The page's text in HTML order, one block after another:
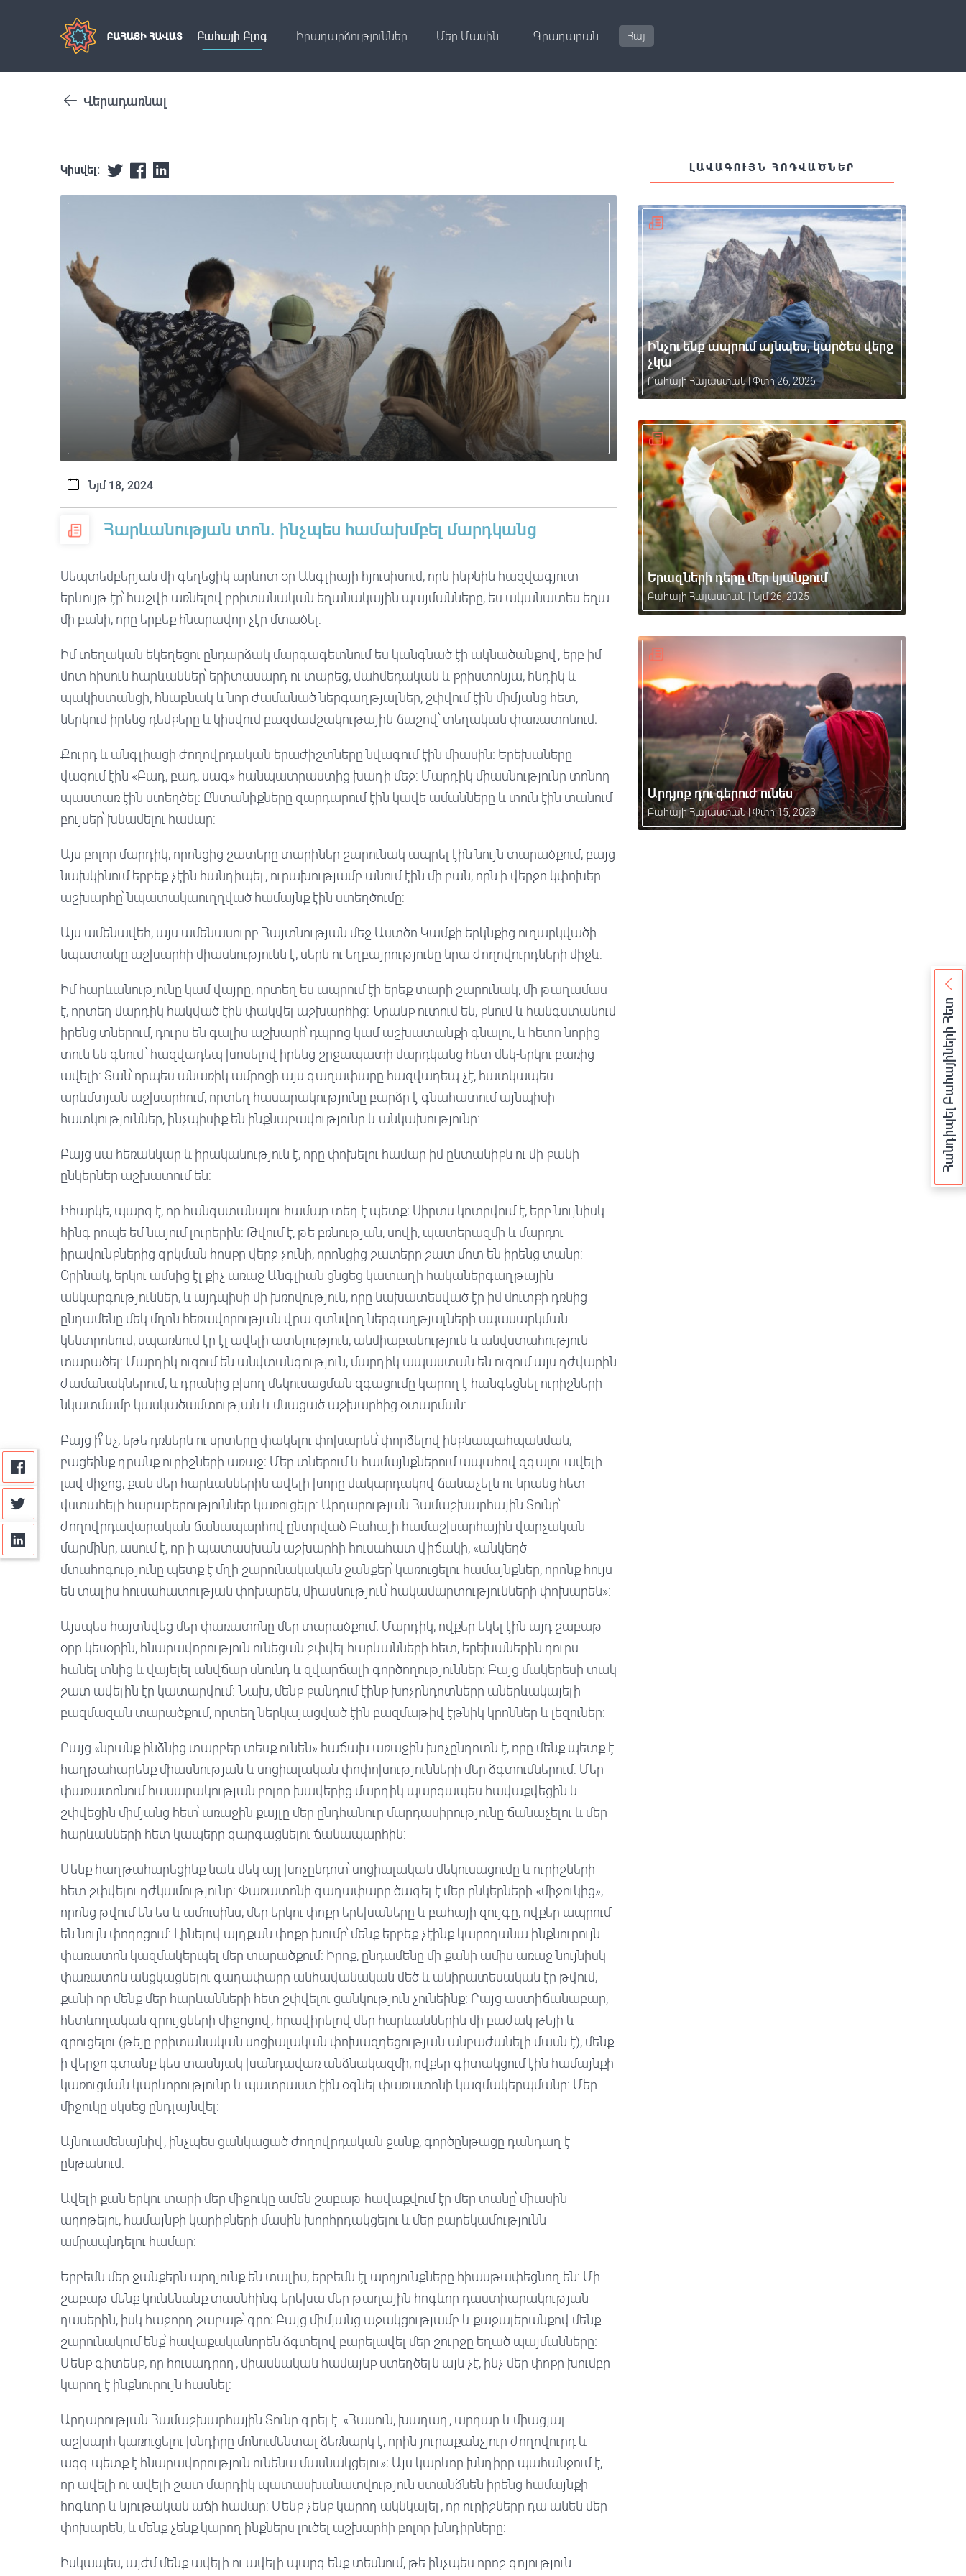
Բահայի Բլոգ Իրադարձություններ Մեր Մասին Գրադարան Հայ
Հանդիպել Բահայիների Հետ
Վերադառնալ
Կիսվել:
Նյմ 18, 2024
Հարևանության տոն. ինչպես համախմբել մարդկանց
Սեպտեմբերյան մի գեղեցիկ արևոտ օր Անգլիայի հյուսիսում, որն ինքնին հազվագյուտ
երևույթ էր՝ հաշվի առնելով բրիտանական եղանակային պայմանները, ես ականատես եղա
մի բանի, որը երբեք հնարավոր չէր մտածել:
Իմ տեղական եկեղեցու ընդարձակ մարգագետնում ես կանգնած էի ակնածանքով, երբ իմ
մոտ հիսուն հարևաններ՝ երիտասարդ ու տարեց, մահմեդական և քրիստոնյա, հնդիկ և
պակիստանցի, հնաբնակ և նոր ժամանած ներգաղթյալներ, շփվում էին միմյանց հետ,
ներկում իրենց դեմքերը և կիսվում բազմամշակութային ճաշով՝ տեղական փառատոնում։
Քուրդ և անգլիացի ժողովրդական երաժիշտները նվագում էին միասին։ Երեխաները
վազում էին «Բադ, բադ, սագ» հանպատրաստից խաղի մեջ: Մարդիկ միասնությունը տոնող
պաստառ էին ստեղծել։ Ընտանիքները զարդարում էին կավե ամանները և տուն էին տանում
բույսեր՝ խնամելու համար:
Այս բոլոր մարդիկ, որոնցից շատերը տարիներ շարունակ ապրել էին նույն տարածքում, բայց
նախկինում երբեք չէին հանդիպել, ուրախությամբ անում էին մի բան, որն ի վերջո կփոխեր
աշխարհը՝ նպատակաուղղված համայնք էին ստեղծումը:
Այս ամենավեհ, այս ամենասուրբ Հայտնության մեջ Աստծո Կամքի երկնքից ուղարկվածի
նպատակը աշխարհի միասնությունն է, սերն ու եղբայրությունը նրա ժողովուրդների միջև:
Իմ հարևանությունը կամ վայրը, որտեղ ես ապրում էի երեք տարի շարունակ, մի թաղամաս
է, որտեղ մարդիկ հակված էին փակվել աշխարհից: Նրանք ուտում են, քնում և հանգստանում
իրենց տներում, դուրս են գալիս աշխարհ՝ դպրոց կամ աշխատանքի գնալու, և հետո նորից
տուն են գնում՝ հազվադեպ խոսելով իրենց շրջապատի մարդկանց հետ մեկ-երկու բառից
ավելի: Տան՝ որպես անառիկ ամրոցի այս գաղափարը հազվադեպ չէ, հատկապես
արևմտյան աշխարհում, որտեղ հասարակությունը բարձր է գնահատում այնպիսի
հատկություններ, ինչպիսիք են ինքնաբավությունը և անկախությունը:
Բայց սա հեռանկար և իրականություն է, որը փոխելու համար իմ ընտանիքն ու մի քանի
ընկերներ աշխատում են:
Իհարկե, պարզ է, որ հանգստանալու համար տեղ է պետք։ Սիրտս կոտրվում է, երբ նույնիսկ
հինգ րոպե եմ նայում լուրերին։ Թվում է, թե բռնության, սովի, պատերազմի և մարդու
իրավունքներից զրկման հոսքը վերջ չունի, որոնցից շատերը շատ մոտ են իրենց տանը:
Օրինակ, երկու ամսից էլ քիչ առաջ Անգլիան ցնցեց կատաղի հականերգաղթային
անկարգություններ, և այդպիսի մի խռովություն, որը նախատեսված էր իմ մուտքի դռնից
ընդամենը մեկ մղոն հեռավորության վրա գտնվող ներգաղթյալների սպասարկման
կենտրոնում, սպառնում էր էլ ավելի ատելություն, անմիաբանություն և անվստահություն
տարածել: Մարդիկ ուզում են անվտանգություն, մարդիկ ապաստան են ուզում այս դժվարին
ժամանակներում, և դրանից բխող մեկուսացման զգացումը կարող է հանգեցնել ուրիշների
նկատմամբ կասկածամտության և մնացած աշխարհից օտարման:
Բայց ի՞նչ, եթե դռներն ու սրտերը փակելու փոխարեն՝ փորձելով ինքնապահպանման,
բացեինք դրանք ուրիշների առաջ։ Մեր տներում և համայնքներում ապահով զգալու ավելի
լավ միջոց, քան մեր հարևաններին ավելի խորը մակարդակով ճանաչելն ու նրանց հետ
վստահելի հարաբերություններ կառուցելը: Արդարության Համաշխարհային Տունը՝
ժողովրդավարական ճանապարհով ընտրված Բահայի համաշխարհային վարչական
մարմինը, ասում է, որ ի պատասխան աշխարհի հուսահատ վիճակի, «անկեղծ
մտահոգությունը պետք է մղի շարունակական ջանքեր՝ կառուցելու համայնքներ, որոնք հույս
են տալիս հուսահատության փոխարեն, միասնություն՝ հակամարտությունների փոխարեն»:
Այսպես հայտնվեց մեր փառատոնը մեր տարածքում։ Մարդիկ, ովքեր եկել էին այդ շաբաթ
օրը կեսօրին, հնարավորություն ունեցան շփվել հարևանների հետ, երեխաներին դուրս
հանել տնից և վայելել անվճար սնունդ և զվարճալի գործողություններ: Բայց մակերեսի տակ
շատ ավելին էր կատարվում: Նախ, մենք քանդում էինք խոչընդոտները աներևակայելի
բազմազան տարածքում, որտեղ ներկայացված էին բազմաթիվ էթնիկ կրոններ և լեզուներ:
Բայց «նրանք ինձնից տարբեր տեսք ունեն» հաճախ առաջին խոչընդոտն է, որը մենք պետք է
հաղթահարենք միասնության և սոցիալական փոփոխությունների մեր ձգտումներում: Մեր
փառատոնում հասարակության բոլոր խավերից մարդիկ պարզապես հավաքվեցին և
շփվեցին միմյանց հետ՝ առաջին քայլը մեր ընդհանուր մարդասիրությունը ճանաչելու և մեր
հարևանների հետ կապերը զարգացնելու ճանապարհին:
Մենք հաղթահարեցինք նաև մեկ այլ խոչընդոտ՝ սոցիալական մեկուսացումը և ուրիշների
հետ շփվելու դժկամությունը: Փառատոնի գաղափարը ծագել է մեր ընկերների «միջուկից»,
որոնց թվում են ես և ամուսինս, մեր երկու փոքր երեխաները և բահայի զույգը, ովքեր ապրում
են նույն փողոցում: Լինելով այդքան փոքր խումբ՝ մենք երբեք չէինք կարողանա ինքնուրույն
փառատոն կազմակերպել մեր տարածքում։ Իրոք, ընդամենը մի քանի ամիս առաջ նույնիսկ
փառատոն անցկացնելու գաղափարը անհավանական մեծ և անիրատեսական էր թվում,
քանի որ մենք մեր հարևանների հետ շփվելու ցանկություն չունեինք։ Բայց աստիճանաբար,
հետևողական զրույցների միջոցով, հրավիրելով մեր հարևաններին մի բաժակ թեյի և
զրուցելու (թեյը բրիտանական սոցիալական փոխազդեցության անբաժանելի մասն է), մենք
ի վերջո գտանք կես տասնյակ խանդավառ անձնակազմի, ովքեր գիտակցում էին համայնքի
կառուցման կարևորությունը և պատրաստ էին օգնել փառատոնի կազմակերպմանը: Մեր
միջուկը սկսեց ընդլայնվել։
Այնուամենայնիվ, ինչպես ցանկացած ժողովրդական ջանք, գործընթացը դանդաղ է
ընթանում:
Ավելի քան երկու տարի մեր միջուկը ամեն շաբաթ հավաքվում էր մեր տանը՝ միասին
աղոթելու, համայնքի կարիքների մասին խորհրդակցելու և մեր բարեկամությունն
ամրապնդելու համար:
Երբեմն մեր ջանքերն արդյունք են տալիս, երբեմն էլ արդյունքները հիասթափեցնող են: Մի
շաբաթ մենք կունենանք տասնհինգ երեխա մեր թաղային հոգևոր դաստիարակության
դասերին, իսկ հաջորդ շաբաթ՝ զրո։ Բայց միմյանց աջակցությամբ և քաջալերանքով մենք
շարունակում ենք՝ հավաքականորեն ձգտելով բարելավել մեր շուրջը եղած պայմանները։
Մենք գիտենք, որ հուսադրող, միասնական համայնք ստեղծելն այն չէ, ինչ մեր փոքր խումբը
կարող է ինքնուրույն հասնել:
Արդարության Համաշխարհային Տունը գրել է. «Հասուն, խաղաղ, արդար և միացյալ
աշխարհ կառուցելու խնդիրը մոնումենտալ ձեռնարկ է, որին յուրաքանչյուր ժողովուրդ և
ազգ պետք է հնարավորություն ունենա մասնակցելու»։ Այս կարևոր խնդիրը պահանջում է,
որ ավելի ու ավելի շատ մարդիկ պատասխանատվություն ստանձնեն իրենց համայնքի
հոգևոր և նյութական աճի համար: Մենք չենք կարող ակնկալել, որ ուրիշները դա անեն մեր
փոխարեն, և մենք չենք կարող ինքներս լուծել աշխարհի բոլոր խնդիրները:
Իսկապես, այժմ մենք ավելի ու ավելի պարզ ենք տեսնում, թե ինչպես որոշ գոյություն
ԼԱՎԱԳՈՒՅՆ ՀՈԴՎԱԾՆԵՐ
Ինչու ենք ապրում այնպես, կարծես վերջ
չկա
Բահայի Հայաստան|Փտր 26, 2026
Երազների դերը մեր կյանքում
Բահայի Հայաստան |Նյմ 26, 2025
Արդյոք դու գերուժ ունես
Բահայի Հայաստան|Փտր 15, 2023